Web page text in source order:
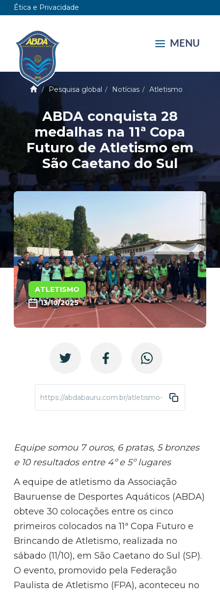
Ética e Privacidade
MENU
Pesquisa global Notícias Atletismo
ABDA conquista 28
medalhas na 11ª Copa
Futuro de Atletismo em
São Caetano do Sul
ATLETISMO
13/10/2025
https://abdabauru.com.br/atletismo-copafuturo-sbc-
Equipe somou 7 ouros, 6 pratas, 5 bronzes
e 10 resultados entre 4º e 5º lugares
A equipe de atletismo da Associação
Bauruense de Desportes Aquáticos (ABDA)
obteve 30 colocações entre os cinco
primeiros colocados na 11ª Copa Futuro e
Brincando de Atletismo, realizada no
sábado (11/10), em São Caetano do Sul (SP).
O evento, promovido pela Federação
Paulista de Atletismo (FPA), aconteceu no